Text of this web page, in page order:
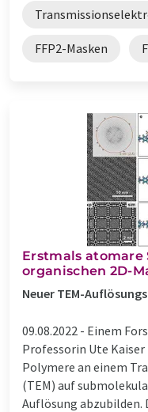
FFP2-Masken
Erstmals
organischen 2D-
Neuer TEM-
09.08.2022 - Einem
Professorin Ute
Polymere an einem
(TEM) auf
Auflösung